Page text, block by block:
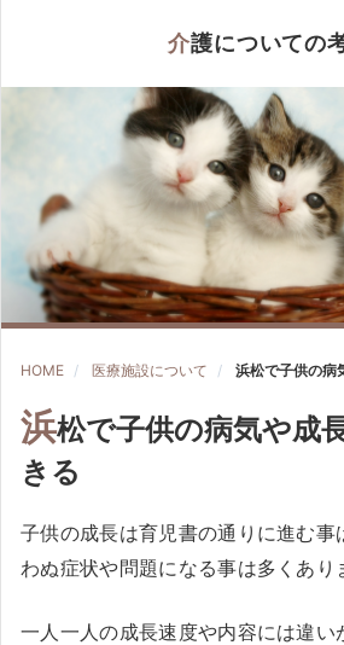
介護についての
HOME 医療施設について 浜松で子供の病
浜松で子供の病気や成
きる
子供の成長は育児書の通りに進む事
わぬ症状や問題になる事は多くあり
一人一人の成長速度や内容には違い